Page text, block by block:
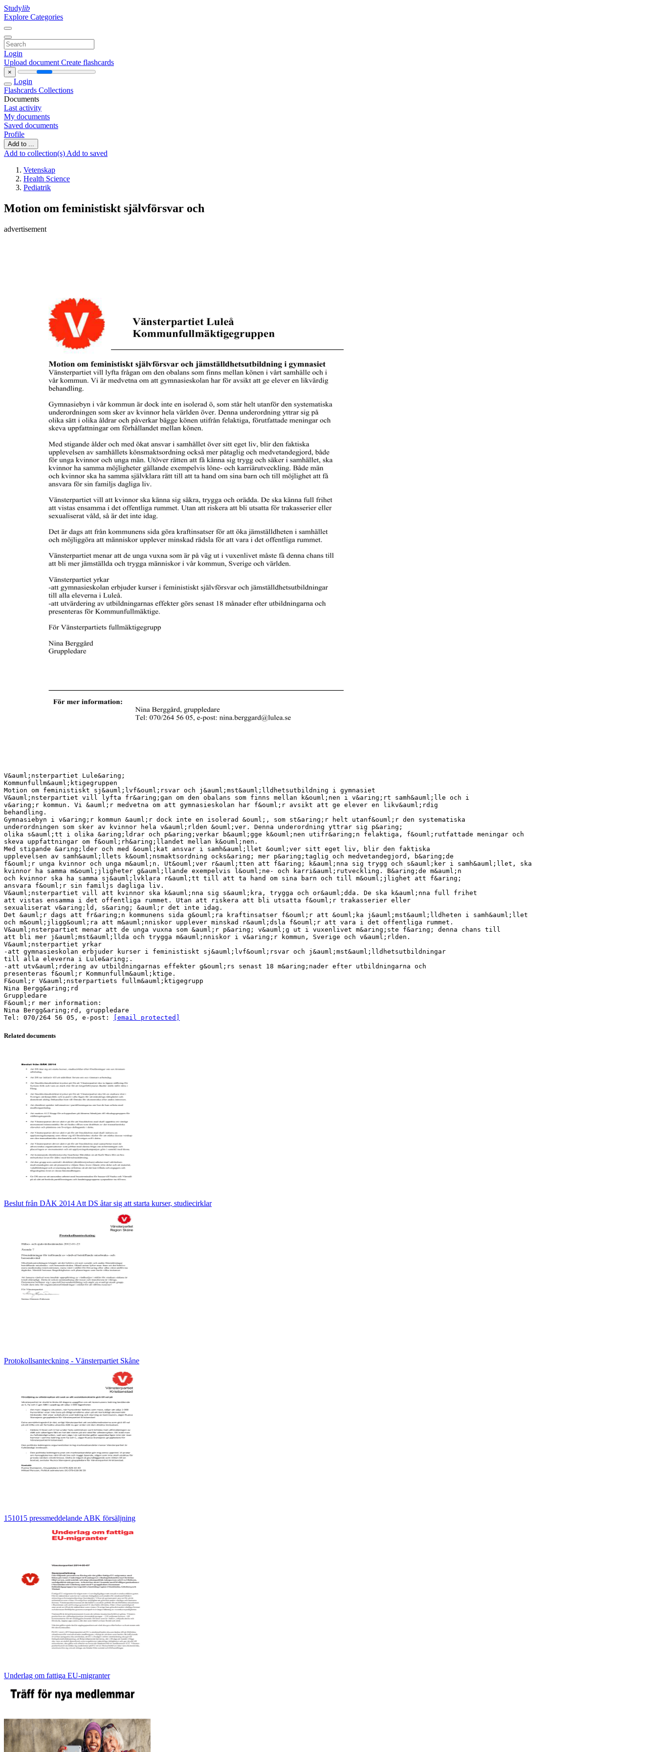
Studylib
Explore Categories
Login
Upload document Create flashcards
×
Login
Flashcards Collections
Documents
Last activity
My documents
Saved documents
Profile
Add to ...
Add to collection(s) Add to saved
Vetenskap
Health Science
Pediatrik
Motion om feministiskt självförsvar och
advertisement
V&auml;nsterpartiet Lule&aring;
Kommunfullm&auml;ktigegruppen
Motion om feministiskt sj&auml;lvf&ouml;rsvar och j&auml;mst&auml;lldhetsutbildning i gymnasiet
V&auml;nsterpartiet vill lyfta fr&aring;gan om den obalans som finns mellan k&ouml;nen i v&aring;rt samh&auml;lle och i
v&aring;r kommun. Vi &auml;r medvetna om att gymnasieskolan har f&ouml;r avsikt att ge elever en likv&auml;rdig
behandling.
Gymnasiebyn i v&aring;r kommun &auml;r dock inte en isolerad &ouml;, som st&aring;r helt utanf&ouml;r den systematiska
underordningen som sker av kvinnor hela v&auml;rlden &ouml;ver. Denna underordning yttrar sig p&aring;
olika s&auml;tt i olika &aring;ldrar och p&aring;verkar b&auml;gge k&ouml;nen utifr&aring;n felaktiga, f&ouml;rutfattade meningar och
skeva uppfattningar om f&ouml;rh&aring;llandet mellan k&ouml;nen.
Med stigande &aring;lder och med &ouml;kat ansvar i samh&auml;llet &ouml;ver sitt eget liv, blir den faktiska
upplevelsen av samh&auml;llets k&ouml;nsmaktsordning ocks&aring; mer p&aring;taglig och medvetandegjord, b&aring;de
f&ouml;r unga kvinnor och unga m&auml;n. Ut&ouml;ver r&auml;tten att f&aring; k&auml;nna sig trygg och s&auml;ker i samh&auml;llet, ska
kvinnor ha samma m&ouml;jligheter g&auml;llande exempelvis l&ouml;ne- och karri&auml;rutveckling. B&aring;de m&auml;n
och kvinnor ska ha samma sj&auml;lvklara r&auml;tt till att ta hand om sina barn och till m&ouml;jlighet att f&aring;
ansvara f&ouml;r sin familjs dagliga liv.
V&auml;nsterpartiet vill att kvinnor ska k&auml;nna sig s&auml;kra, trygga och or&auml;dda. De ska k&auml;nna full frihet
att vistas ensamma i det offentliga rummet. Utan att riskera att bli utsatta f&ouml;r trakasserier eller
sexualiserat v&aring;ld, s&aring; &auml;r det inte idag.
Det &auml;r dags att fr&aring;n kommunens sida g&ouml;ra kraftinsatser f&ouml;r att &ouml;ka j&auml;mst&auml;lldheten i samh&auml;llet
och m&ouml;jligg&ouml;ra att m&auml;nniskor upplever minskad r&auml;dsla f&ouml;r att vara i det offentliga rummet.
V&auml;nsterpartiet menar att de unga vuxna som &auml;r p&aring; v&auml;g ut i vuxenlivet m&aring;ste f&aring; denna chans till
att bli mer j&auml;mst&auml;llda och trygga m&auml;nniskor i v&aring;r kommun, Sverige och v&auml;rlden.
V&auml;nsterpartiet yrkar
-att gymnasieskolan erbjuder kurser i feministiskt sj&auml;lvf&ouml;rsvar och j&auml;mst&auml;lldhetsutbildningar
till alla eleverna i Lule&aring;.
-att utv&auml;rdering av utbildningarnas effekter g&ouml;rs senast 18 m&aring;nader efter utbildningarna och
presenteras f&ouml;r Kommunfullm&auml;ktige.
F&ouml;r V&auml;nsterpartiets fullm&auml;ktigegrupp
Nina Bergg&aring;rd
Gruppledare
F&ouml;r mer information:
Nina Bergg&aring;rd, gruppledare
Tel: 070/264 56 05, e-post:
[email protected]
Related documents
Beslut från DÅK 2014 Att DS åtar sig att starta kurser, studiecirklar
Protokollsanteckning - Vänsterpartiet Skåne
151015 pressmeddelande ABK försäljning
Underlag om fattiga EU-migranter